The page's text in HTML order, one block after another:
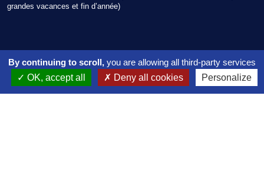
grandes vacances et fin d’année)
32 Allée de l'Impératrice
64600 Anglet
By continuing to scroll, you are allowing all third-party services
OK, accept all
Deny all cookies Personalize